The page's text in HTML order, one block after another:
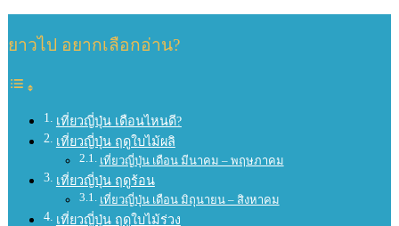
ยาวไป อยากเลือกอ่าน?
เที่ยวญี่ปุ่น เดือนไหนดี?
เที่ยวญี่ปุ่น ฤดูใบไม้ผลิ
เที่ยวญี่ปุ่น เดือน มีนาคม – พฤษภาคม
เที่ยวญี่ปุ่น ฤดูร้อน
เที่ยวญี่ปุ่น เดือน มิถุนายน – สิงหาคม
เที่ยวญี่ปุ่น ฤดูใบไม้ร่วง